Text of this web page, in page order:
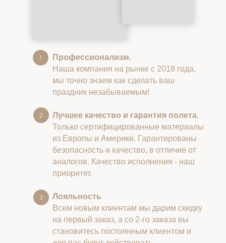
Профессионализм.
Наша компания на рынке с 2018 года,
мы точно знаем как сделать ваш
праздник незабываемым!
Лучшее качество и гарантия полета.
Только сертифицированные материалы
из Европы и Америки. Гарантированы
безопасность и качество, в отличие от
аналогов. Качество исполнения - наш
приоритет.
Лояльность
Всем новым клиентам мы дарим скидку
на первый заказ, а со 2-го заказа вы
становитесь постоянным клиентом и